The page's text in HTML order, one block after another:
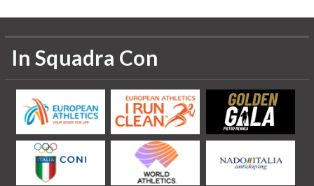
In Squadra Con